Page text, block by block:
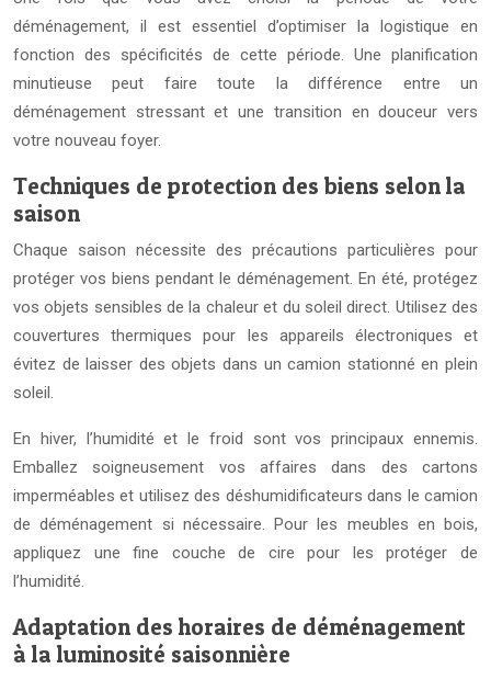
déménagement, il est essentiel d’optimiser la logistique en
fonction des spécificités de cette période. Une planification
minutieuse peut faire toute la différence entre un
déménagement stressant et une transition en douceur vers
votre nouveau foyer.
Techniques de protection des biens selon la
saison
Chaque saison nécessite des précautions particulières pour
protéger vos biens pendant le déménagement. En été, protégez
vos objets sensibles de la chaleur et du soleil direct. Utilisez des
couvertures thermiques pour les appareils électroniques et
évitez de laisser des objets dans un camion stationné en plein
soleil.
En hiver, l’humidité et le froid sont vos principaux ennemis.
Emballez soigneusement vos affaires dans des cartons
imperméables et utilisez des déshumidificateurs dans le camion
de déménagement si nécessaire. Pour les meubles en bois,
appliquez une fine couche de cire pour les protéger de
l’humidité.
Adaptation des horaires de déménagement
à la luminosité saisonnière